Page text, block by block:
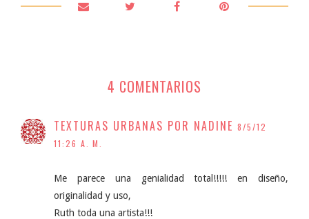
4 COMENTARIOS
TEXTURAS URBANAS POR NADINE 8/5/12
11:26 A. M.
Me parece una genialidad total!!!!! en diseño,
originalidad y uso,
Ruth toda una artista!!!